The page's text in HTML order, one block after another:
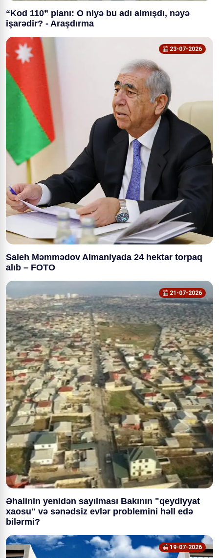
“Kod 110” planı: O niyə bu adı almışdı, nəyə
işarədir? - Araşdırma
23-07-2026
Saleh Məmmədov Almaniyada 24 hektar torpaq
alıb – FOTO
21-07-2026
Əhalinin yenidən sayılması Bakının "qeydiyyat
xaosu" və sənədsiz evlər problemini həll edə
bilərmi?
19-07-2026